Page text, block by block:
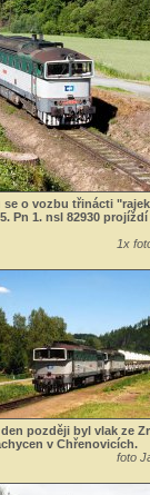
se o vozbu třinácti
Pn 1. nsl 82930
1x
později byl vlak ze
v Chřenovicích.
foto